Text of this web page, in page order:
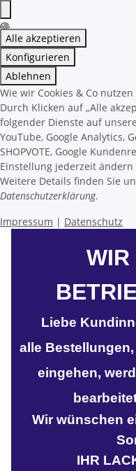
Alle akzeptieren
Konfigurieren
Ablehnen
Wie wir Cookies & Co nutzen
Durch Klicken auf „Alle
folgender Dienste auf
YouTube, Google Analytics,
SHOPVOTE, Google
Einstellung jederzeit
Weitere Details finden Sie
Datenschutzerklärung.
Impressum | Datenschutz
WIR
Liebe
alle
eingehen,
Wir wünschen
IHR